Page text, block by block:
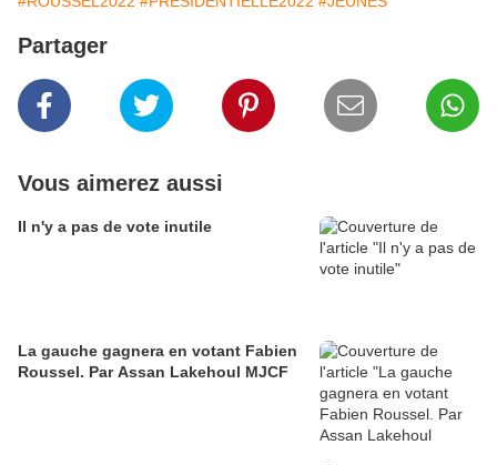
Partager
Vous aimerez aussi
Il n'y a pas de vote inutile
La gauche gagnera en votant Fabien
Roussel. Par Assan Lakehoul MJCF